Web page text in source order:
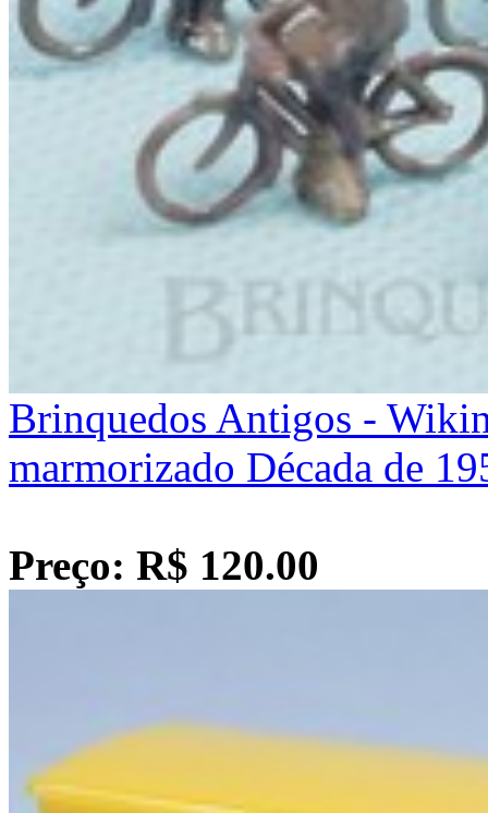
Brinquedos Antigos -
marmorizado Década de
Preço: R$ 120.00